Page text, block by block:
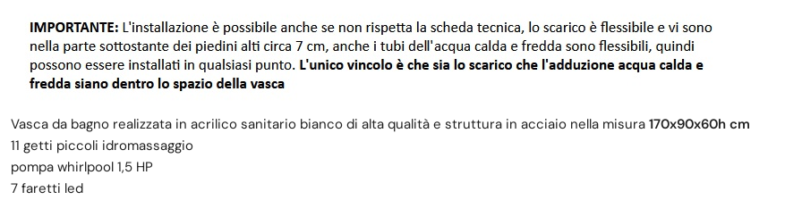
Vasca da bagno realizzata in acrilico sanitario bianco di alta qualità e struttura in acciaio nella misura 170x90x60h cm
11 getti piccoli idromassaggio
pompa whirlpool 1,5 HP
7 faretti led